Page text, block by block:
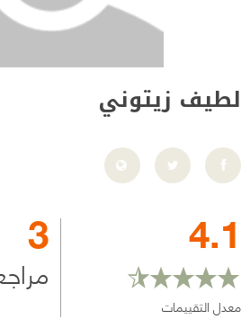
لطيف زيتوني
4.1
معدل التقييمات
3